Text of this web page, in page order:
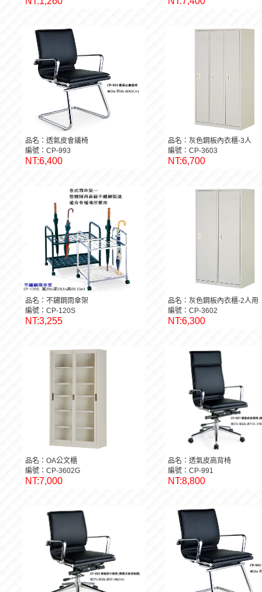
品名：透氣皮會議椅
編號：CP-993
NT:6,400
品名：灰色鋼板內衣櫃-3人
編號：CP-3603
NT:6,700
品名：不鏽鋼雨傘架
編號：CP-120S
NT:3,255
品名：灰色鋼板內衣櫃-2人用
編號：CP-3602
NT:6,300
品名：OA公文櫃
編號：CP-3602G
NT:7,000
品名：透氣皮高背椅
編號：CP-991
NT:8,800